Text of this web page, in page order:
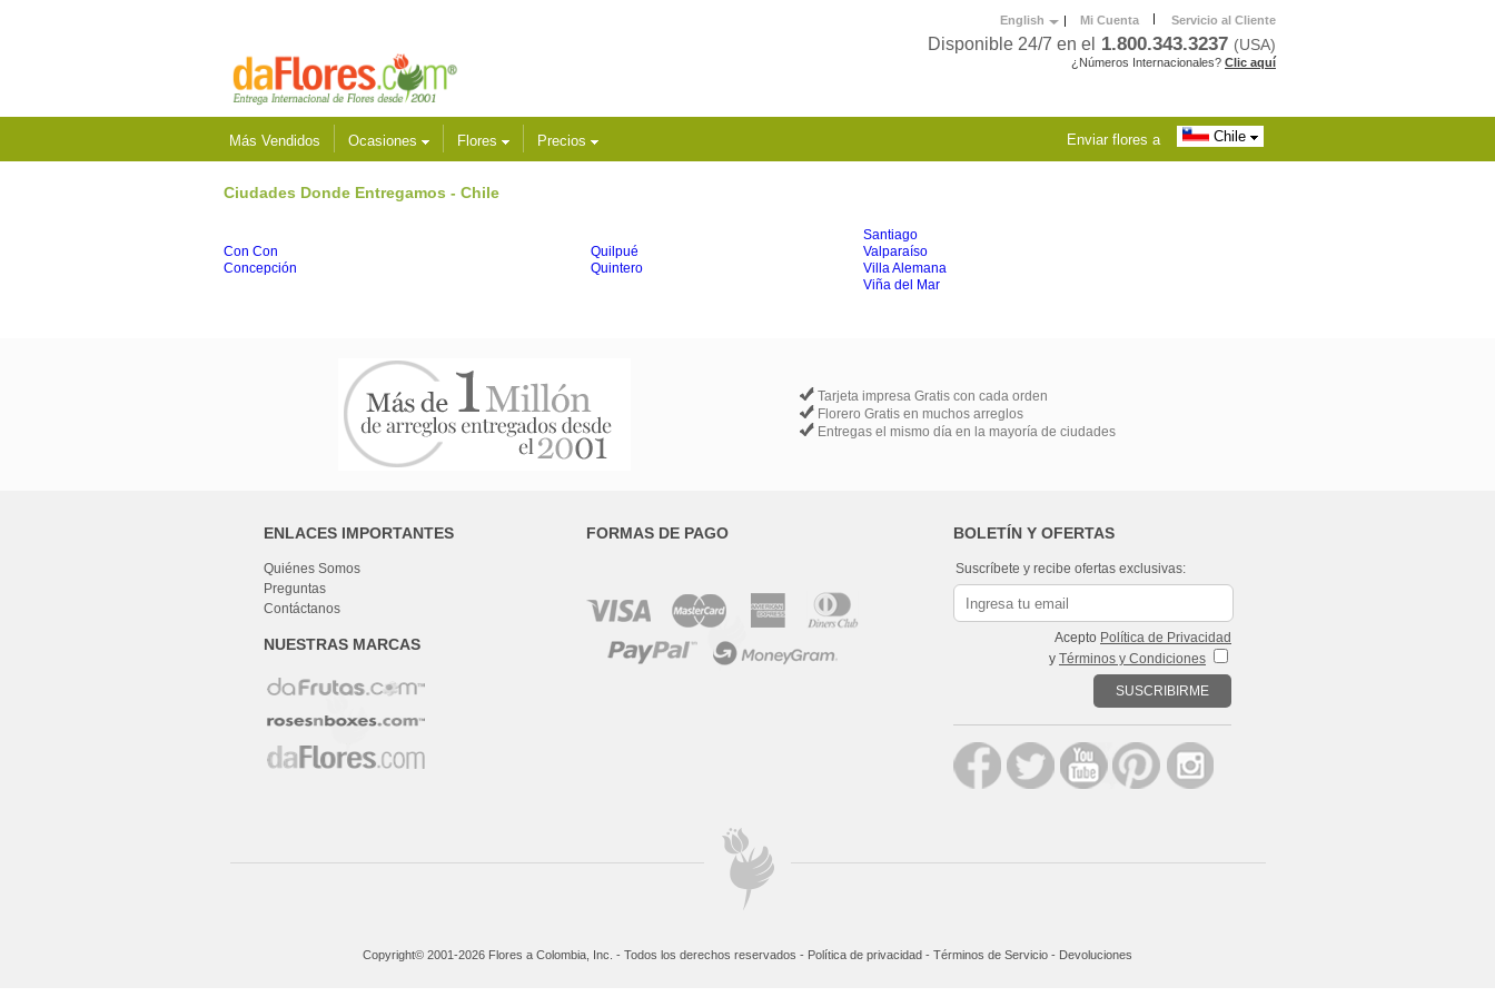
English | Mi Cuenta | Servicio al Cliente
Disponible 24/7 en el 1.800.343.3237 (USA)
¿Números Internacionales? Clic aquí
Más Vendidos Ocasiones Flores Precios Enviar flores a Chile
Ciudades Donde Entregamos - Chile
Con Con
Concepción
Quilpué
Quintero
Santiago
Valparaíso
Villa Alemana
Viña del Mar
Tarjeta impresa Gratis con cada orden
Florero Gratis en muchos arreglos
Entregas el mismo día en la mayoría de ciudades
ENLACES IMPORTANTES
Quiénes Somos
Preguntas
Contáctanos
NUESTRAS MARCAS
FORMAS DE PAGO BOLETÍN Y OFERTAS
Suscríbete y recibe ofertas exclusivas:
Acepto Política de Privacidad
y Términos y Condiciones
SUSCRIBIRME
Copyright© 2001-2026 Flores a Colombia, Inc. - Todos los derechos reservados - Política de privacidad - Términos de Servicio - Devoluciones